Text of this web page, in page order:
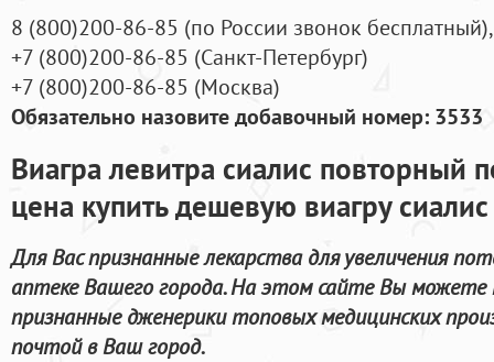
8 (800)200-86-85 (по России звонок бесплатный),
+7 (800)200-86-85 (Санкт-Петербург)
+7 (800)200-86-85 (Москва)
Обязательно назовите добавочный номер: 3533
Виагра левитра сиалис повторный
цена купить дешевую виагру
Для Вас признанные лекарства для увеличения
аптеке Вашего города. На этом сайте Вы можете
признанные дженерики топовых медицинских
почтой в Ваш город.